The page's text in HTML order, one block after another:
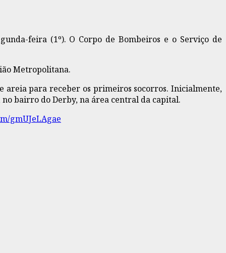
feira (1º). O Corpo de Bombeiros e o Serviço de
Metropolitana.
areia para receber os primeiros socorros. Inicialmente,
bairro do Derby, na área central da capital.
gmUJeLAgae